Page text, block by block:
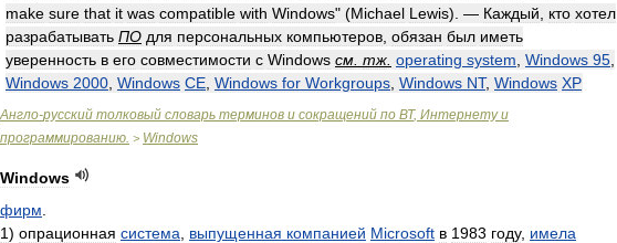
make sure that it was compatible with Windows" (Michael Lewis). — Каждый кто хотел
разрабатывать ПО для персональных компьютеров обязан был иметь
уверенность в его совместимости c Windows см тж operating system Windows 95
Windows 2000 Windows CE Windows for Workgroups Windows NT, Windows XP
Англо-русский толковый словарь терминов и сокращений по ВТ, Интернету и
программированию. > Windows
Windows
фирм
1) опрационная система выпущенная компанией Microsoft в 1983 году, имела